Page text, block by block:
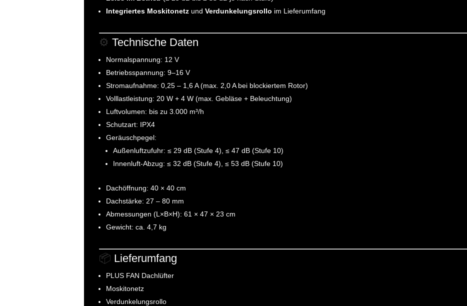
Integriertes Moskitonetz und Verdunkelungsrollo im Lieferumfang
⚙️ Technische Daten
Normalspannung: 12 V
Betriebsspannung: 9–16 V
Stromaufnahme: 0,25 – 1,6 A (max. 2,0 A bei blockiertem Rotor)
Volllastleistung: 20 W + 4 W (max. Gebläse + Beleuchtung)
Luftvolumen: bis zu 3.000 m³/h
Schutzart: IPX4
Geräuschpegel:
Außenluftzufuhr: ≤ 29 dB (Stufe 4), ≤ 47 dB (Stufe 10)
Innenluft-Abzug: ≤ 32 dB (Stufe 4), ≤ 53 dB (Stufe 10)
Dachöffnung: 40 × 40 cm
Dachstärke: 27 – 80 mm
Abmessungen (L×B×H): 61 × 47 × 23 cm
Gewicht: ca. 4,7 kg
📦 Lieferumfang
PLUS FAN Dachlüfter
Moskitonetz
Verdunkelungsrollo